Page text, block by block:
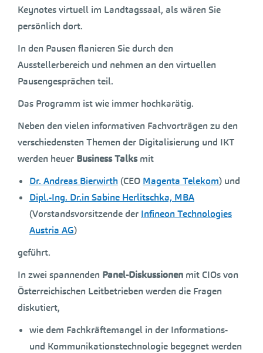
Keynotes virtuell im Landtagssaal, als wären Sie
persönlich dort.
In den Pausen flanieren Sie durch den
Ausstellerbereich und nehmen an den virtuellen
Pausengesprächen teil.
Das Programm ist wie immer hochkarätig.
Neben den vielen informativen Fachvorträgen zu den
verschiedensten Themen der Digitalisierung und IKT
werden heuer Business Talksmit
Dr. Andreas Bierwirth (CEO Magenta Telekom) und
Dipl.-Ing. Dr.in Sabine Herlitschka, MBA
(Vorstandsvorsitzende der Infineon Technologies
Austria AG)
geführt.
In zwei spannenden Panel-Diskussionen mit CIOs von
Österreichischen Leitbetrieben werden die Fragen
diskutiert,
wie dem Fachkräftemangel in der Informations-
und Kommunikationstechnologie begegnet werden